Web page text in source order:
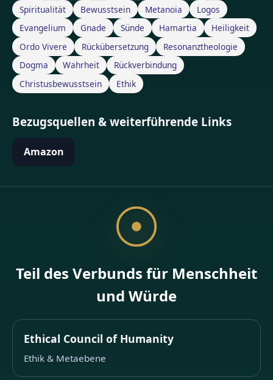
Spiritualität
Bewusstsein Metanoia
Logos
Evangelium
Gnade Sünde Hamartia
Heiligkeit
Ordo Vivere
Rückübersetzung
Resonanztheologie
Dogma
Wahrheit
Rückverbindung
Christusbewusstsein
Ethik
Bezugsquellen & weiterführende Links
Amazon
Teil des Verbunds für Menschheit
und Würde
Ethical Council of Humanity
Ethik & Metaebene